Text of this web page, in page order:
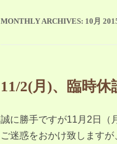
MONTHLY ARCHIVES: 10月
11/2(月)、臨時
誠に勝手ですが11月2日（
ご迷惑をおかけ致しますが